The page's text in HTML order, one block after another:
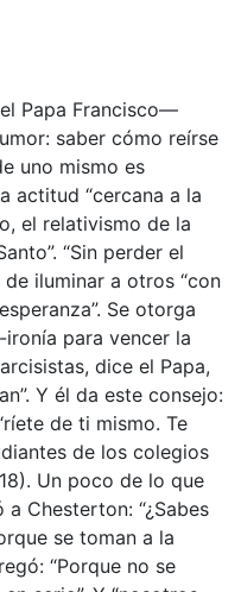
Papa Francisco—
saber cómo reírse
uno mismo es
actitud “cercana a la
el relativismo de la
“Sin perder el
iluminar a otros “con
Se otorga
para vencer la
dice el Papa,
Y él da este consejo:
de ti mismo. Te
de los colegios
Un poco de lo que
Chesterton: “¿Sabes
se toman a la
“Porque no se